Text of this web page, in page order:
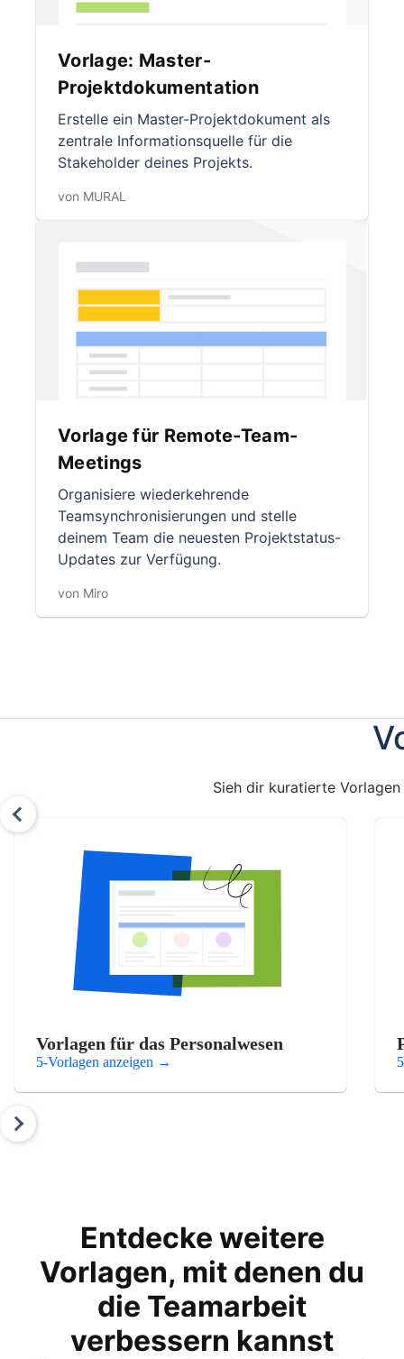
Vorlage: Master-
Projektdokumentation
Erstelle ein Master-Projektdokument als
zentrale Informationsquelle für die
Stakeholder deines Projekts.
von MURAL
Vorlage für Remote-Team-
Meetings
Organisiere wiederkehrende
Teamsynchronisierungen und stelle
deinem Team die neuesten Projektstatus-
Updates zur Verfügung.
von Miro
Sieh dir kuratierte
Vorlagen für das Personalwesen
5-Vorlagen anzeigen →
Entdecke weitere
Vorlagen, mit denen du
die Teamarbeit
verbessern kannst